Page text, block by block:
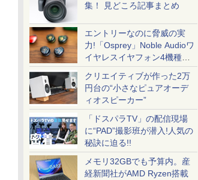
集！ 見どころ記事まとめ
エントリーなのに脅威の実
力!「Osprey」Noble Audioワ
イヤレスイヤフォン4機種を
一気に聴く
クリエイティブが作った2万
円台の“小さなピュアオーデ
ィオスピーカー”
「ドスパラTV」の配信現場
に“PAD”撮影班が潜入!人気の
秘訣に迫る!!
メモリ32GBでも予算内。産
経新聞社がAMD Ryzen搭載